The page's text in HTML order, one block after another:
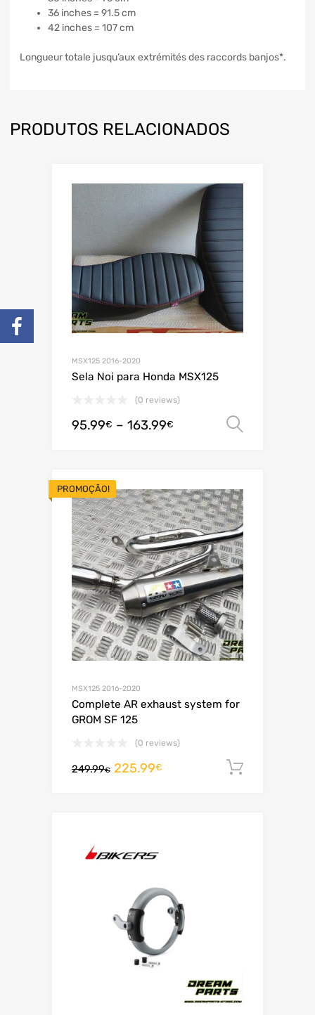
36 inches = 91.5 cm
42 inches = 107 cm
Longueur totale jusqu’aux extrémités des raccords banjos*.
PRODUTOS RELACIONADOS
MSX125 2016-2020
Sela Noi para Honda MSX125
(0 reviews)
95.99€ – 163.99€
PROMOÇÃO!
MSX125 2016-2020
Complete AR exhaust system for
GROM SF 125
(0 reviews)
249.99€ 225.99€